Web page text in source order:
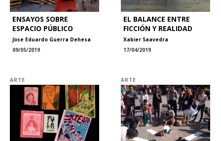
ENSAYOS SOBRE
ESPACIO PÚBLICO
Jose Eduardo Guerra Dehesa
09/05/2019
EL BALANCE ENTRE
FICCIÓN Y REALIDAD
Xabier Saavedra
17/04/2019
ARTE ARTE